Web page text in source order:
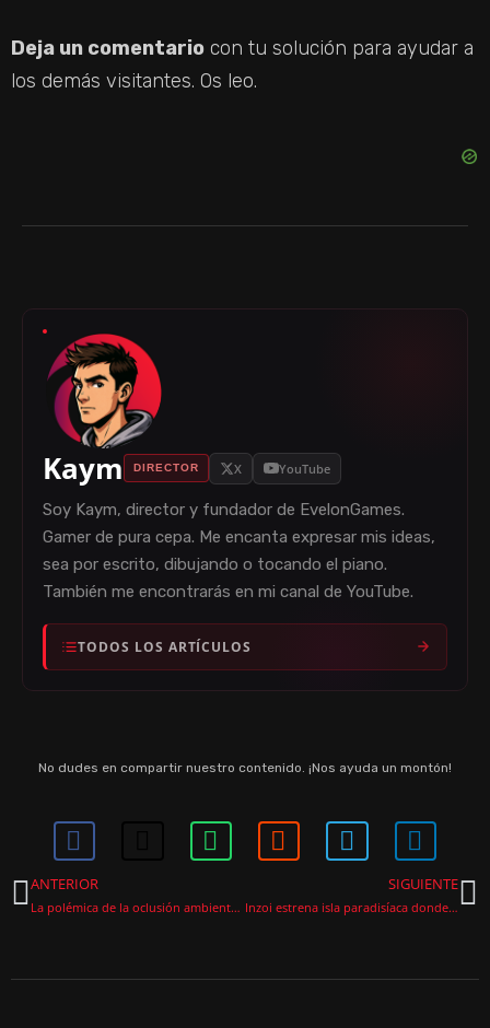
Deja un comentario con tu solución para ayudar a
los demás visitantes. Os leo.
Kaym DIRECTOR X YouTube
Soy Kaym, director y fundador de EvelonGames.
Gamer de pura cepa. Me encanta expresar mis ideas,
sea por escrito, dibujando o tocando el piano.
También me encontrarás en mi canal de YouTube.
TODOS LOS ARTÍCULOS
No dudes en compartir nuestro contenido. ¡Nos ayuda un montón!
ANTERIOR
La polémica de la oclusión ambiental en Battlefield 6 divide a los jugadores
SIGUIENTE
Inzoi estrena isla paradisíaca donde vivirás de granjas y pesca en agosto 2025